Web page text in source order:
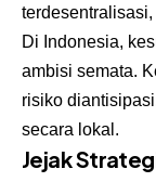
Di Indonesia,
ambisi semata.
risiko
secara lokal.
Jejak